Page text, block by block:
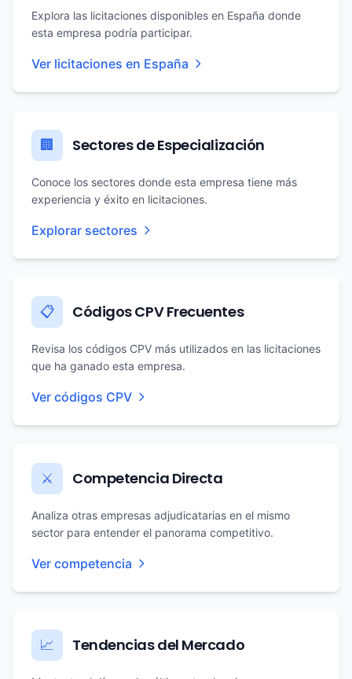
Explora las licitaciones disponibles en España donde
esta empresa podría participar.
Ver licitaciones en España
🏢 Sectores de Especialización
Conoce los sectores donde esta empresa tiene más
experiencia y éxito en licitaciones.
Explorar sectores
📋 Códigos CPV Frecuentes
Revisa los códigos CPV más utilizados en las licitaciones
que ha ganado esta empresa.
Ver códigos CPV
⚔️ Competencia Directa
Analiza otras empresas adjudicatarias en el mismo
sector para entender el panorama competitivo.
Ver competencia
📈 Tendencias del Mercado